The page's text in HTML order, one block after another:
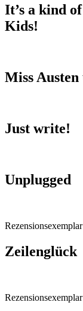
It’s a kind
Kids!
Miss
Just write!
Unplugged
Zeilenglück